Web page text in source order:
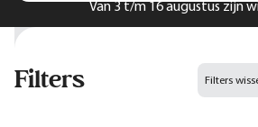
Van 3 t/m 16 augustus zijn
Filters Filters